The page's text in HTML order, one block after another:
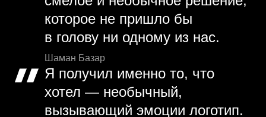
которое не пришло бы
в голову ни одному из нас.
Шаман Базар
Я получил именно то, что
хотел — необычный,
вызывающий эмоции логотип.